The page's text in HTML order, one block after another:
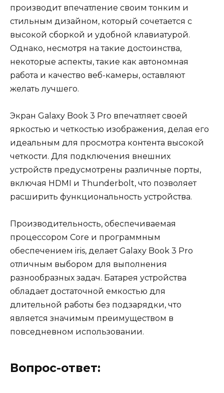
производит впечатление своим тонким и
стильным дизайном, который сочетается с
высокой сборкой и удобной клавиатурой.
Однако, несмотря на такие достоинства,
некоторые аспекты, такие как автономная
работа и качество веб-камеры, оставляют
желать лучшего.
Экран Galaxy Book 3 Pro впечатляет своей
яркостью и четкостью изображения, делая его
идеальным для просмотра контента высокой
четкости. Для подключения внешних
устройств предусмотрены различные порты,
включая HDMI и Thunderbolt, что позволяет
расширить функциональность устройства.
Производительность, обеспечиваемая
процессором Core и программным
обеспечением iris, делает Galaxy Book 3 Pro
отличным выбором для выполнения
разнообразных задач. Батарея устройства
обладает достаточной емкостью для
длительной работы без подзарядки, что
является значимым преимуществом в
повседневном использовании.
Вопрос-ответ: